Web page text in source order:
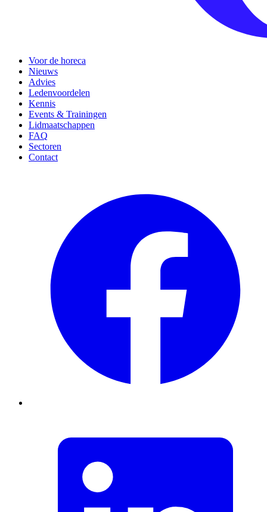
Voor de horeca
Nieuws
Advies
Ledenvoordelen
Kennis
Events & Trainingen
Lidmaatschappen
FAQ
Sectoren
Contact